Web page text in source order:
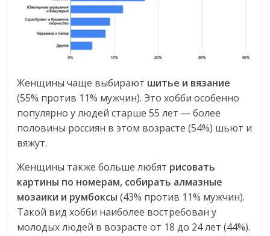
Женщины чаще выбирают шитье и вязание
(55% против 11% мужчин). Это хобби особенно
популярно у людей старше 55 лет — более
половины россиян в этом возрасте (54%) шьют и
вяжут.
Женщины также больше любят рисовать
картины по номерам, собирать алмазные
мозаики и румбоксы (43% против 11% мужчин).
Такой вид хобби наиболее востребован у
молодых людей в возрасте от 18 до 24 лет (44%).